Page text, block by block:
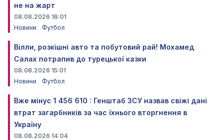
не на жарт
08.08.2026 16:01
Новини
Футбол
Вілли, розкішні авто та побутовий рай! Мохамед
Салах потрапив до турецької казки
08.08.2026 15:01
Новини
Футбол
Вже мінус 1 456 610 : Генштаб ЗСУ назвав свіжі дані
втрат загарбників за час їхнього вторгнення в
Україну
08.08.2026 14:04